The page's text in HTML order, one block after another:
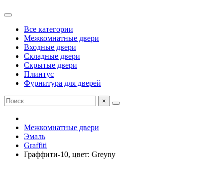
Все категории
Межкомнатные двери
Входные двери
Складные двери
Скрытые двери
Плинтус
Фурнитура для дверей
×
Межкомнатные двери
Эмаль
Graffiti
Граффити-10, цвет: Greyny